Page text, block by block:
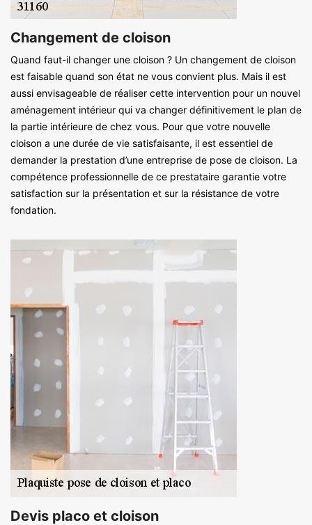
Changement de cloison
Quand faut-il changer une cloison ? Un changement de cloison
est faisable quand son état ne vous convient plus. Mais il est
aussi envisageable de réaliser cette intervention pour un nouvel
aménagement intérieur qui va changer définitivement le plan de
la partie intérieure de chez vous. Pour que votre nouvelle
cloison a une durée de vie satisfaisante, il est essentiel de
demander la prestation d’une entreprise de pose de cloison. La
compétence professionnelle de ce prestataire garantie votre
satisfaction sur la présentation et sur la résistance de votre
fondation.
Devis placo et cloison